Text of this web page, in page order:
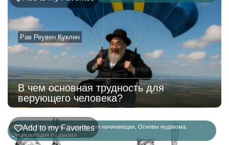
Рав Реувен Куклин
В чем основная трудность для
верующего человека?
главная,Избранное,Иудаизм для начинающих, Основы иудаизма,
Энциклопедия Иудаизма
Add to my Favorites